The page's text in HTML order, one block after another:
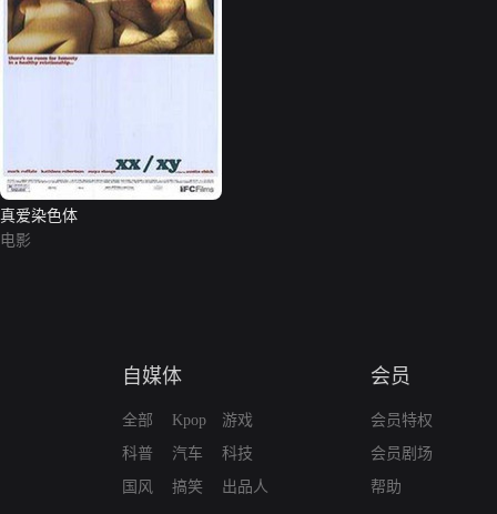
真爱染色体
电影
自媒体
全部
科普
国风
Kpop
汽车
搞笑
游戏
科技
出品人
会员
会员特权
会员剧场
帮助